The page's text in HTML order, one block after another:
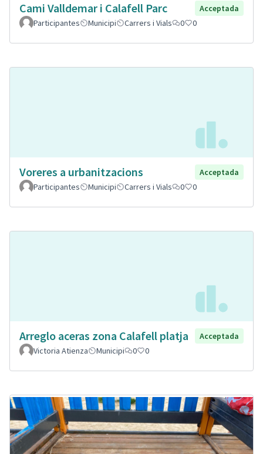
Cami Valldemar i Calafell Parc
Acceptada
Participantes
Municipi Carrers i Vials 0 0
Voreres a urbanitzacions
Acceptada
Participantes
Municipi Carrers i Vials 0 0
Arreglo aceras zona Calafell platja
Acceptada
Victoria Atienza
Municipi 0 0